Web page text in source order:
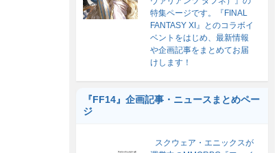
特集ページです。『FINAL
FANTASY XI』とのコラボイ
ベントをはじめ、最新情報
や企画記事をまとめてお届
けします！
『FF14』企画記事・ニュースまとめペー
ジ
スクウェア・エニックスが